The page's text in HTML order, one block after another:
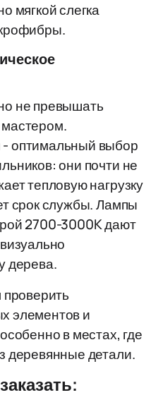
мягкой слегка
не превышать
оптимальный выбор
они почти не
тепловую нагрузку
срок службы. Лампы
2700-3000K дают
дерева.
элементов и
в местах, где
деревянные детали.